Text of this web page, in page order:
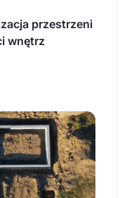
przestrzeni
wnętrz